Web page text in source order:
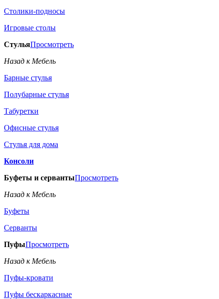
Столики-подносы
Игровые столы
СтульяПросмотреть
Назад к Мебель
Барные стулья
Полубарные стулья
Табуретки
Офисные стулья
Стулья для дома
Консоли
Буфеты и сервантыПросмотреть
Назад к Мебель
Буфеты
Серванты
ПуфыПросмотреть
Назад к Мебель
Пуфы-кровати
Пуфы бескаркасные